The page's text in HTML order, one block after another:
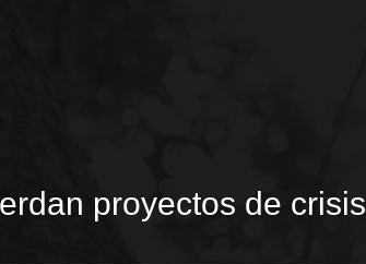
proyectos de crisis